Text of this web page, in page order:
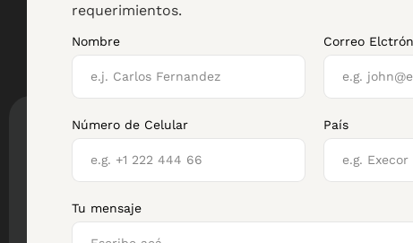
requerimientos.
Nombre Correo
Número de Celular País
Tu mensaje